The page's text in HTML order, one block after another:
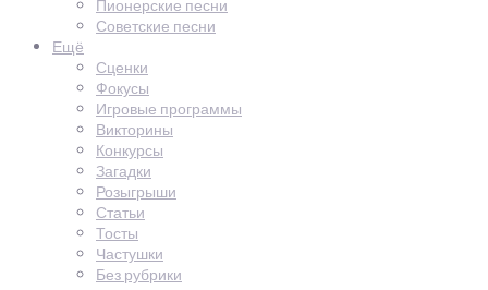
Пионерские песни
Советские песни
Ещё
Сценки
Фокусы
Игровые программы
Викторины
Конкурсы
Загадки
Розыгрыши
Статьи
Тосты
Частушки
Без рубрики